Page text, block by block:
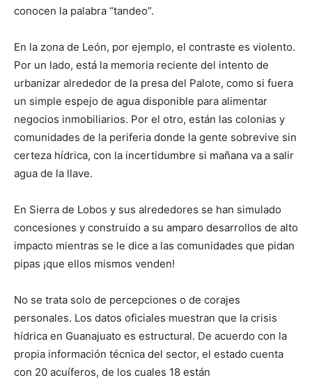
conocen la palabra “tandeo”.
En la zona de León, por ejemplo, el contraste es violento.
Por un lado, está la memoria reciente del intento de
urbanizar alrededor de la presa del Palote, como si fuera
un simple espejo de agua disponible para alimentar
negocios inmobiliarios. Por el otro, están las colonias y
comunidades de la periferia donde la gente sobrevive sin
certeza hídrica, con la incertidumbre si mañana va a salir
agua de la llave.
En Sierra de Lobos y sus alrededores se han simulado
concesiones y construido a su amparo desarrollos de alto
impacto mientras se le dice a las comunidades que pidan
pipas ¡que ellos mismos venden!
No se trata solo de percepciones o de corajes
personales. Los datos oficiales muestran que la crisis
hídrica en Guanajuato es estructural. De acuerdo con la
propia información técnica del sector, el estado cuenta
con 20 acuíferos, de los cuales 18 están